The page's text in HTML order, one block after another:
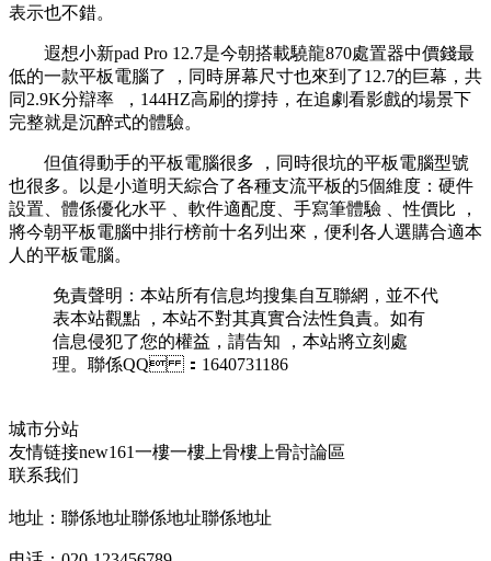
表示也不錯 。
遐想小新pad Pro 12.7是今朝搭載驍龍870處置器中價錢最
低的一款平板電腦了 ，同時屏幕尺寸也來到了12.7的巨幕 ，共
同2.9K分辯率  ，144HZ高刷的撐持，在追劇看影戲的場景下
完整就是沉醉式的體驗。
但值得動手的平板電腦很多 ，同時很坑的平板電腦型號
也很多。以是小道明天綜合了各種支流平板的5個維度 ：硬件
設置、體係優化水平 、軟件適配度 、手寫筆體驗 、性價比 ，
將今朝平板電腦中排行榜前十名列出來，便利各人選購合適本
人的平板電腦。
免責聲明：本站所有信息均搜集自互聯網，並不代
表本站觀點 ，本站不對其真實合法性負責。如有
信息侵犯了您的權益，請告知 ，本站將立刻處
理。聯係QQ ：1640731186
城市分站
友情链接new161一樓一樓上骨樓上骨討論區
联系我们
地址：聯係地址聯係地址聯係地址